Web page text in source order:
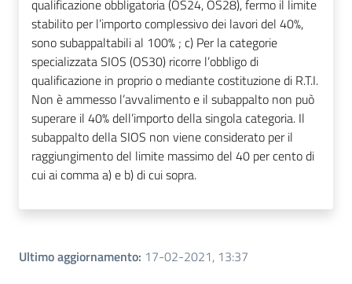
qualificazione obbligatoria (OS24, OS28), fermo il limite
stabilito per l’importo complessivo dei lavori del 40%,
sono subappaltabili al 100% ; c) Per la categorie
specializzata SIOS (OS30) ricorre l’obbligo di
qualificazione in proprio o mediante costituzione di R.T.I.
Non è ammesso l’avvalimento e il subappalto non può
superare il 40% dell’importo della singola categoria. Il
subappalto della SIOS non viene considerato per il
raggiungimento del limite massimo del 40 per cento di
cui ai comma a) e b) di cui sopra.
Ultimo aggiornamento: 17-02-2021, 13:37